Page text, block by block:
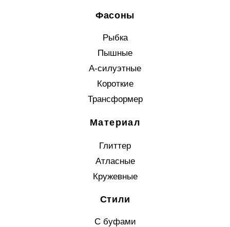
Фасоны
Рыбка
Пышные
А-силуэтные
Короткие
Трансформер
Материал
Глиттер
Атласные
Кружевные
Стили
С буфами